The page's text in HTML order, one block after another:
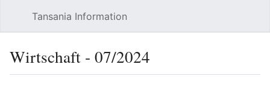
Tansania Information
Wirtschaft ‐ 07/2024